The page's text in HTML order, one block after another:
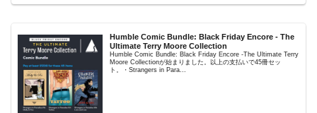
Humble Comic Bundle: Black Friday Encore - The
Ultimate Terry Moore Collection
Humble Comic Bundle: Black Friday Encore -The Ultimate Terry
Moore Collectionが始まりました。以上の支払いで45冊セッ
ト。・Strangers in Para...